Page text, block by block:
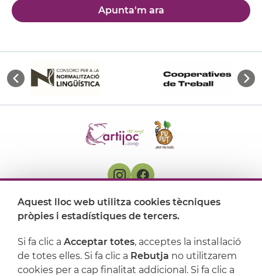
Apunta'm ara
On ens trobem
Suport
Aquest lloc web utilitza cookies tècniques
pròpies i estadístiques de tercers.
Si fa clic a Acceptar totes, acceptes la instal·lació
de totes elles. Si fa clic a Rebutja no utilitzarem
cookies per a cap finalitat addicional. Si fa clic a